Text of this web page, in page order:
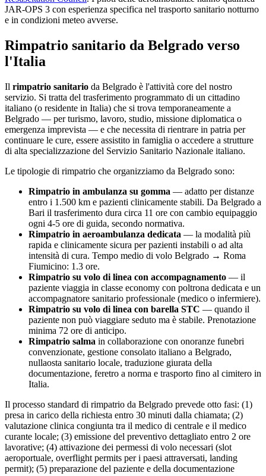
JAR-OPS 3 con esperienza specifica nel trasporto sanitario notturno
e in condizioni meteo avverse.
Rimpatrio sanitario da Belgrado verso
l'Italia
Il rimpatrio sanitario da Belgrado è l'attività core del nostro
servizio. Si tratta del trasferimento programmato di un cittadino
italiano (o residente in Italia) che si trova temporaneamente a
Belgrado — per turismo, lavoro, studio, missione diplomatica o
emergenza imprevista — e che necessita di rientrare in patria per
continuare le cure, essere assistito in famiglia o accedere a strutture
di alta specializzazione del Servizio Sanitario Nazionale italiano.
Le tipologie di rimpatrio che organizziamo da Belgrado sono:
Rimpatrio in ambulanza su gomma — adatto per distanze
entro i 1.500 km e pazienti clinicamente stabili. Da Belgrado a
Bari il trasferimento dura circa 11 ore con cambio equipaggio
ogni 4-5 ore di guida, secondo normativa.
Rimpatrio in aeroambulanza dedicata — la modalità più
rapida e clinicamente sicura per pazienti instabili o ad alta
intensità di cura. Tempo medio di volo Belgrado → Roma
Fiumicino: 1.3 ore.
Rimpatrio su volo di linea con accompagnamento — il
paziente viaggia in classe economy con poltrona dedicata e un
accompagnatore sanitario professionale (medico o infermiere).
Rimpatrio su volo di linea con barella STC — quando il
paziente non può viaggiare seduto ma è stabile. Prenotazione
minima 72 ore di anticipo.
Rimpatrio salma in collaborazione con onoranze funebri
convenzionate, gestione consolato italiano a Belgrado,
nullaosta sanitario locale, traduzione giurata della
documentazione, feretro a norma e trasporto fino al cimitero in
Italia.
Il processo standard di rimpatrio da Belgrado prevede otto fasi: (1)
presa in carico della richiesta entro 30 minuti dalla chiamata; (2)
valutazione clinica congiunta tra il medico di centrale e il medico
curante locale; (3) emissione del preventivo dettagliato entro 2 ore
lavorative; (4) attivazione dei permessi di volo necessari (slot
aeroportuale, overflight permits per i paesi attraversati, landing
permit); (5) preparazione del paziente e della documentazione